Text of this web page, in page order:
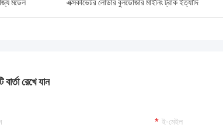
মডেল এক্সকাভেটর লোডার বুলডোজার মাইনিং ট্রাক ইত্যাদি
বার্তা রেখে যান